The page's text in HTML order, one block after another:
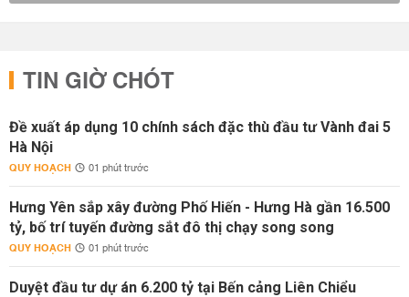
TIN GIỜ CHÓT
Đề xuất áp dụng 10 chính sách đặc thù đầu tư Vành đai 5
Hà Nội
QUY HOẠCH 01 phút trước
Hưng Yên sắp xây đường Phố Hiến - Hưng Hà gần 16.500
tỷ, bố trí tuyến đường sắt đô thị chạy song song
QUY HOẠCH 01 phút trước
Duyệt đầu tư dự án 6.200 tỷ tại Bến cảng Liên Chiểu